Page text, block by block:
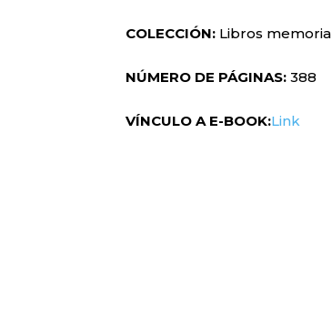
COLECCIÓN: Libros
NÚMERO DE PÁGINAS: 388
VÍNCULO A E-BOOK:Link